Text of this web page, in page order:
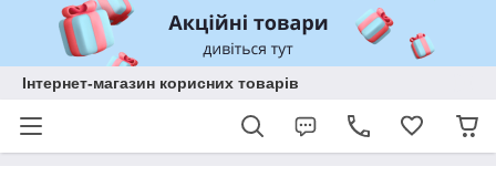
Інтернет-магазин корисних товарів